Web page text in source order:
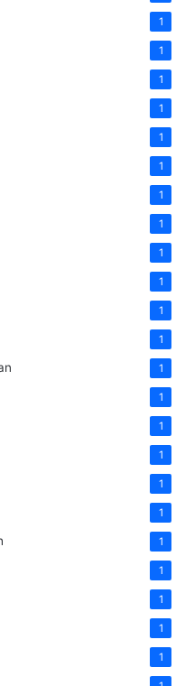
1
1
1
1
1
1
1
1
1
1
1
1
1
1
1
1
1
1
1
1
1
1
1